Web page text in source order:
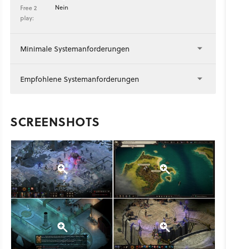
Free 2
play:
Nein
Minimale Systemanforderungen
Empfohlene Systemanforderungen
SCREENSHOTS